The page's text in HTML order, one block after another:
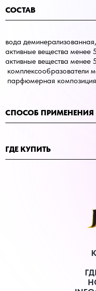
СОСТАВ
вода
активные вещества менее
активные вещества менее
комплексообразователи
парфюмерная
СПОСОБ ПРИМЕНЕНИЯ
ГДЕ КУПИТЬ